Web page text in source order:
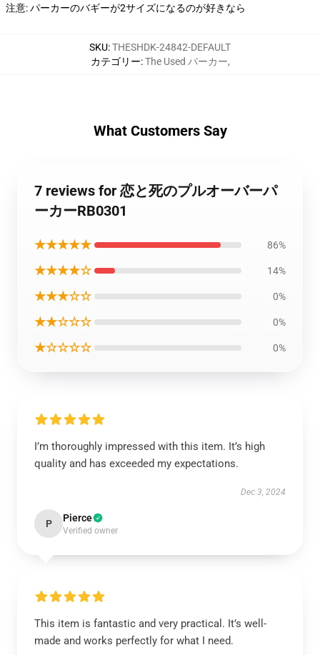
注意: パーカーのバギーが2サイズになるのが好きなら
SKU:THESHDK-24842-DEFAULT
カテゴリー:The Used パーカー,
What Customers Say
7 reviews for 恋と死のプルオーバーパ
ーカーRB0301
★★★★★ 86%
★★★★☆ 14%
★★★☆☆ 0%
★★☆☆☆ 0%
★☆☆☆☆ 0%
I’m thoroughly impressed with this item. It’s high
quality and has exceeded my expectations.
Dec 3, 2024
P Pierce
Verified owner
This item is fantastic and very practical. It’s well-
made and works perfectly for what I need.